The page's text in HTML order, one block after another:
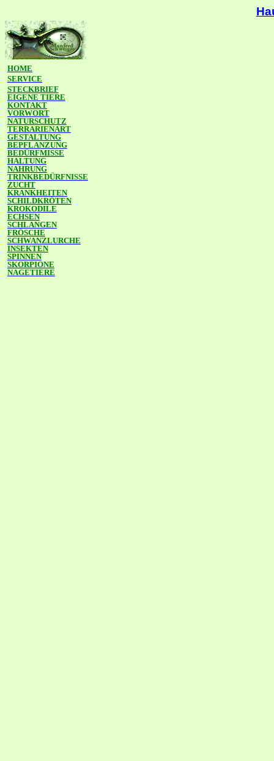
HOME
SERVICE
STECKBRIEF
EIGENE TIERE
KONTAKT
VORWORT
NATURSCHUTZ
TERRARIENART
GESTALTUNG
BEPFLANZUNG
BEDÜRFMISSE
HALTUNG
NAHRUNG
TRINKBEDÜRFNISSE
ZUCHT
KRANKHEITEN
SCHILDKRÖTEN
KROKODILE
ECHSEN
SCHLANGEN
FRÖSCHE
SCHWANZLURCHE
INSEKTEN
SPINNEN
SKORPIONE
NAGETIERE